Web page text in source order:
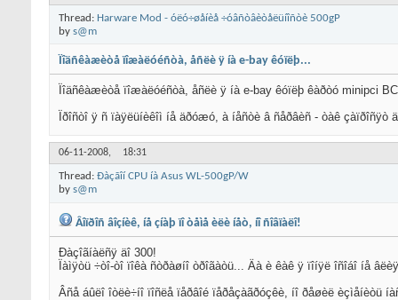
Thread: Harware Mod - óëó÷øåíèå ÷óâñòâèòåëüíîñòè 500gP
by s@m
Ïîäñêàæèòå ïîæàëóéñòà, åñëè ÿ íà e-bay êóïëþ...
Ïîäñêàæèòå ïîæàëóéñòà, åñëè ÿ íà e-bay êóïëþ êàðòó minipci
Ïðîñòî ÿ ñ ïàÿëüíèêîì íå äðóæó, à íåñòè â ñåðâèñ - òàê çàïðîñÿò
06-11-2008, 18:31
Thread: Ðàçãîí CPU íà Asus WL-500gP/W
by s@m
Âîïðîñ âîçíèê, íå çíàþ ïî òåìå èëè íåò, íî ñîâïàëî!
Ðàçîãíàëñÿ äî 300!
Ïàìÿòü ÷òî-òî ïîêà ñòðàøíî òðîãàòü... Äà è êàê ÿ ïîíÿë îñîáî íå
Âñå áûëî îòëè÷íî ïîñëå ïåðâîé ïåðåçàãðóçêè, íî ðåøèë èçìåíèòü